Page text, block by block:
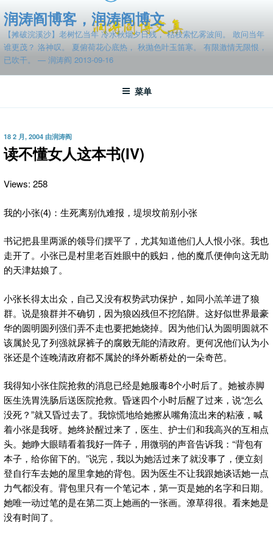
至
容
润涛阎博客，润涛阎博文
【摊破浣溪沙】老树忆当年 冷水秋烟夕日残， 枯枝索忆雾波间。 敢问当年
谁更茂？ 洛神叹。 夏俯荷花心底热， 秋抛色叶玉笛寒。 有限激情无限恨，
已吹干。 — 润涛阎 2013-09-16
菜单
发
布
于
18 2 月, 2004 由润涛阎
读不懂女人这本书(IV)
Views: 258
我的小张(4)：生死离别仇难报，堤坝坟前别小张
书记把县里两派的领导们摆平了，尤其知道他们人人恨小张。我也
走开了。小张已是村里老百姓眼中的贱妇，他的魔爪便伸向这无助
的天津姑娘了。
小张长得太出众，自己又没有权势武功保护，如同小羔羊进了狼
群。说是狼群并不确切，因为狼凶残但不挖陷阱。这好似世界最豪
华的圆明圆列强们弄不走也要把她烧掉。因为他们认为圆明圆就不
该属於见了列强就尿裤子的腐败无能的清政府。更何况他们认为小
张还是个连晚清政府都不属於的绎外断桥处的一朵奇芭。
我得知小张住院抢救的消息已经是她服毒8个小时后了。她被赤脚
医生洗胃洗肠后送医院抢救。昏迷四个小时后醒了过来，说“怎么
没死？”就又昏过去了。我惊慌地给她擦从嘴角流出来的粘液，喊
着小张是我呀。她终於醒过来了，医生、护士们和我高兴的互相点
头。她睁大眼睛看着我好一阵子，用微弱的声音告诉我：“背包有
本子，给你留下的。”说完，我以为她活过来了就没事了，便立刻
登自行车去她的屋里拿她的背包。因为医生不让我跟她谈话她一点
力气都没有。背包里只有一个笔记本，第一页是她的名字和日期。
她唯一动过笔的是在第二页上她画的一张画。潦草得很。看来她是
没有时间了。